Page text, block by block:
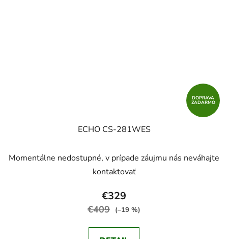
DOPRAVA
ZADARMO
ECHO CS-281WES
Momentálne nedostupné, v prípade záujmu nás neváhajte
kontaktovať
€329
€409 (–19 %)